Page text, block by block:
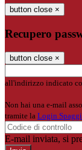
button close ×
Recupero
button close ×
all'indirizzo indicato
Non hai una e-mail
tramite la Login
E-mail inviata, si